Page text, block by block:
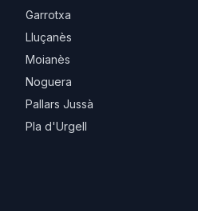
Garrotxa
Lluçanès
Moianès
Noguera
Pallars Jussà
Pla d'Urgell